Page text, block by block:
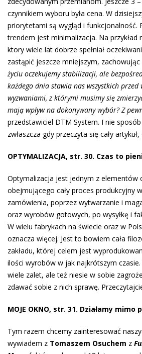
czynnikiem wyboru była cena. W
priorytetami są wygląd i funkcjonalność.
trendem jest minimalizacja. Na przykład
ktory wiele lat dobrze spełniał
zastąpić jeszcze mniejszym,
życiu oczekujemy stabilizacji, ale
każdego dnia stawia nas wszystkich
wyzwaniami, z którymi musimy się
mają wpływ na dokonywany wybór? Z
przedstawiciel DTM System. I nie
zwłaszcza gdy przeczyta się cały
OPTYMALIZACJA, str. 30. Czas to
Optymalizacja jest jednym z elementów
obejmującego cały proces produkcyjny
zamówienia, poprzez wytwarzanie i
oraz wyrobów gotowych, po wysyłkę i
W wielu fabrykach na świecie oraz w
oznacza więcej. Jest to bowiem cała
zakładu, której celem jest
ilości wyrobów w jak najkrótszym
wiele zalet, ale też niesie w sobie
zdawać sobie z nich sprawę.
MOJE OKNO, str. 31. Działamy mimo
Tym razem chcemy zainteresować
wywiadem z Tomaszem Osuchem z